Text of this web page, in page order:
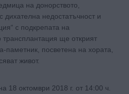
на донорството,
дихателна недостатъчност и
с подкрепата на
ще открият
посветена на хората,
живот.
18 октомври 2018 г. от 14:00 ч.